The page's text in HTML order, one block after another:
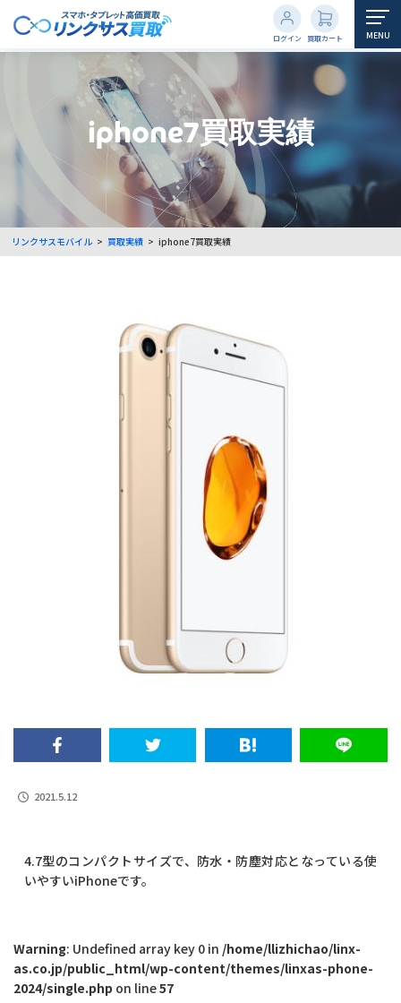
買取カート
ログイン MENU
iphone7買取実績
リンクサスモバイル > 買取実績 > iphone7買取実績
2021.5.12
4.7型のコンパクトサイズで、防水・防塵対応となっている使
いやすいiPhoneです。
Warning: Undefined array key 0 in /home/llizhichao/linx-
as.co.jp/public_html/wp-content/themes/linxas-phone-
2024/single.php on line57